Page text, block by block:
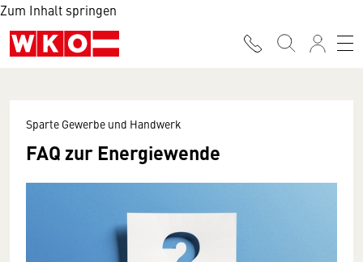
Zum Inhalt springen
Sparte Gewerbe und Handwerk
FAQ zur Energiewende